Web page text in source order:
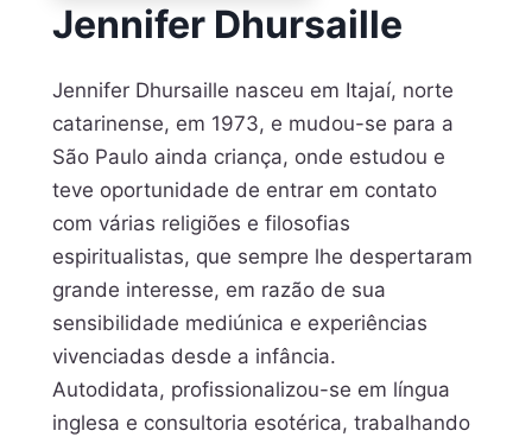
Jennifer Dhursaille
Jennifer Dhursaille nasceu em Itajaí, norte
catarinense, em 1973, e mudou-se para a
São Paulo ainda criança, onde estudou e
teve oportunidade de entrar em contato
com várias religiões e filosofias
espiritualistas, que sempre lhe despertaram
grande interesse, em razão de sua
sensibilidade mediúnica e experiências
vivenciadas desde a infância.
Autodidata, profissionalizou-se em língua
inglesa e consultoria esotérica, trabalhando